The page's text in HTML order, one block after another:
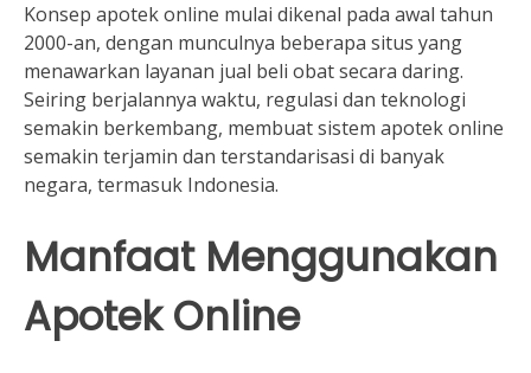
Konsep apotek online mulai dikenal pada awal tahun
2000-an, dengan munculnya beberapa situs yang
menawarkan layanan jual beli obat secara daring.
Seiring berjalannya waktu, regulasi dan teknologi
semakin berkembang, membuat sistem apotek online
semakin terjamin dan terstandarisasi di banyak
negara, termasuk Indonesia.
Manfaat Menggunakan
Apotek Online